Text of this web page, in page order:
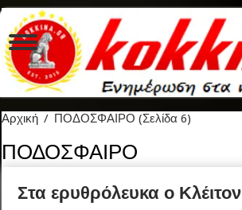
Αρχική / ΠΟΔΟΣΦΑΙΡΟ (Σελίδα 6)
ΠΟΔΟΣΦΑΙΡΟ
Στα ερυθρόλευκα ο Κλέιτον